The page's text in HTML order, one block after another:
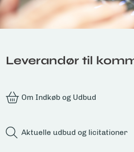
Leverandør til
Om Indkøb og Udbud
Aktuelle udbud og licitationer